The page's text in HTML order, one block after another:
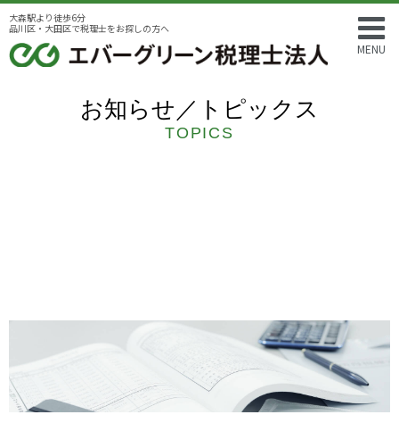
MENU
大森駅より徒歩6分
品川区・大田区で税理士をお探しの方へ
お知らせ／トピックス
TOPICS